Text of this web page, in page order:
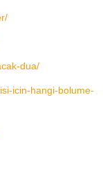
dua/
icin-hangi-bolume-